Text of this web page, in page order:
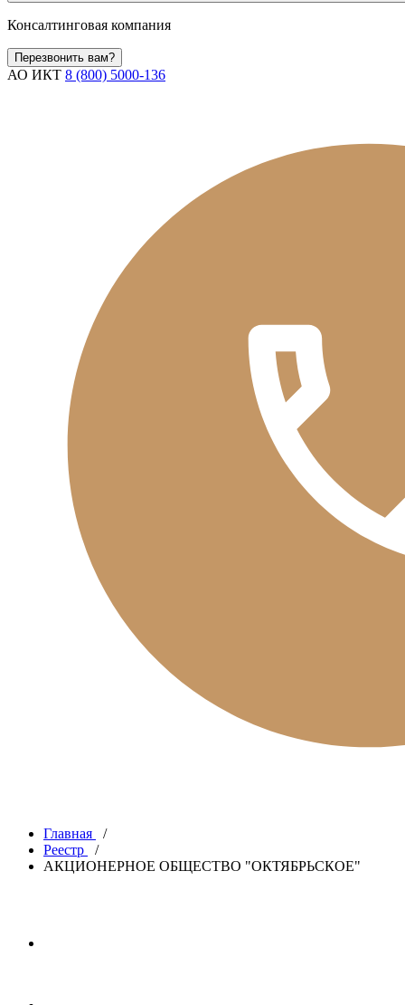
Консалтинговая компания
Перезвонить вам?
АО ИКТ 8 (800) 5000-136
Главная
/
Реестр
/
АКЦИОНЕРНОЕ ОБЩЕСТВО "ОКТЯБРЬСКОЕ"